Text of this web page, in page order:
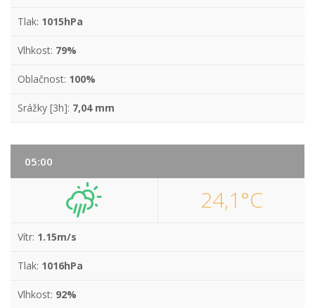
Tlak: 1015hPa
Vlhkost: 79%
Oblačnost: 100%
Srážky [3h]: 7,04 mm
05:00
24,1°C
Vítr: 1.15m/s
Tlak: 1016hPa
Vlhkost: 92%